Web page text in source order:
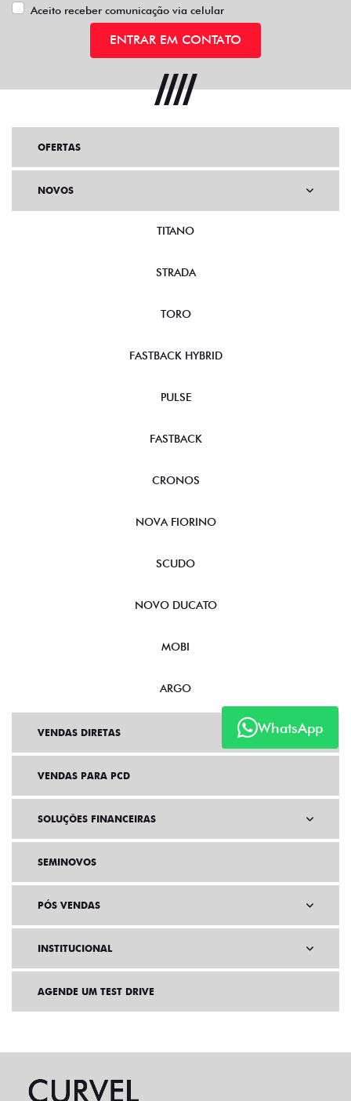
Aceito receber comunicação via celular
ENTRAR EM CONTATO
WhatsApp
OFERTAS
NOVOS
TITANO
STRADA
TORO
FASTBACK HYBRID
PULSE
FASTBACK
CRONOS
NOVA FIORINO
SCUDO
NOVO DUCATO
MOBI
ARGO
VENDAS DIRETAS
VENDAS PARA PCD
SOLUÇÕES FINANCEIRAS
SEMINOVOS
PÓS VENDAS
INSTITUCIONAL
AGENDE UM TEST DRIVE